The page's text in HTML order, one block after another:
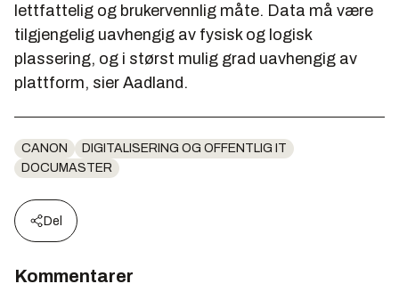
lettfattelig og brukervennlig måte. Data må være
tilgjengelig uavhengig av fysisk og logisk
plassering, og i størst mulig grad uavhengig av
plattform, sier Aadland.
CANON
DIGITALISERING OG OFFENTLIG IT
DOCUMASTER
Del
Kommentarer